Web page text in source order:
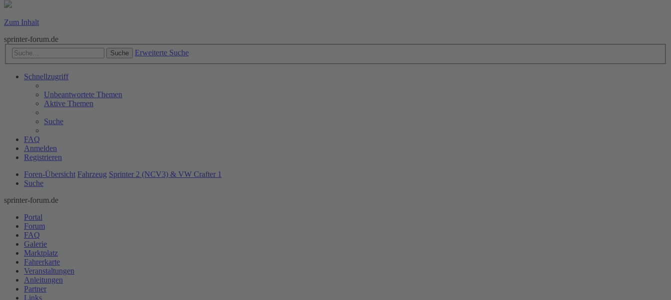
Zum Inhalt
sprinter-forum.de
Suche Erweiterte Suche
Schnellzugriff
Unbeantwortete Themen
Aktive Themen
Suche
FAQ
Anmelden
Registrieren
Foren-Übersicht Fahrzeug Sprinter 2 (NCV3) & VW Crafter 1
Suche
sprinter-forum.de
Portal
Forum
FAQ
Galerie
Marktplatz
Fahrerkarte
Veranstaltungen
Anleitungen
Partner
Links